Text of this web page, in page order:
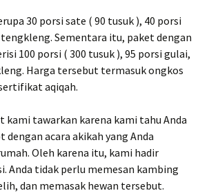
30 porsi sate ( 90 tusuk ), 40 porsi
Sementara itu, paket dengan
100 porsi ( 300 tusuk ), 95 porsi gulai,
Harga tersebut termasuk ongkos
aqiqah.
kami tawarkan karena kami tahu Anda
dengan acara akikah yang Anda
Oleh karena itu, kami hadir
Anda tidak perlu memesan kambing
dan memasak hewan tersebut.